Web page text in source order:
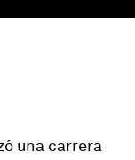
una carrera